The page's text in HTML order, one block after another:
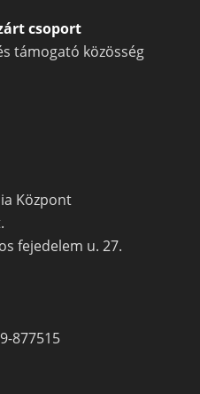
csoport
támogató közösség
Központ
fejedelem u. 27.
877515